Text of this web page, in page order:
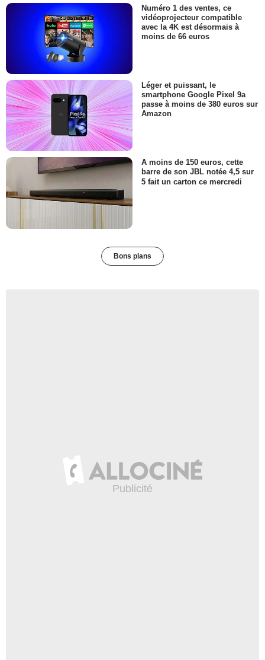
Numéro 1 des ventes, ce
vidéoprojecteur compatible
avec la 4K est désormais à
moins de 66 euros
Léger et puissant, le
smartphone Google Pixel 9a
passe à moins de 380 euros sur
Amazon
A moins de 150 euros, cette
barre de son JBL notée 4,5 sur
5 fait un carton ce mercredi
Bons plans